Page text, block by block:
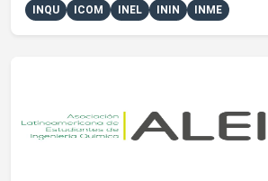
INQU ICOM INEL ININ INME